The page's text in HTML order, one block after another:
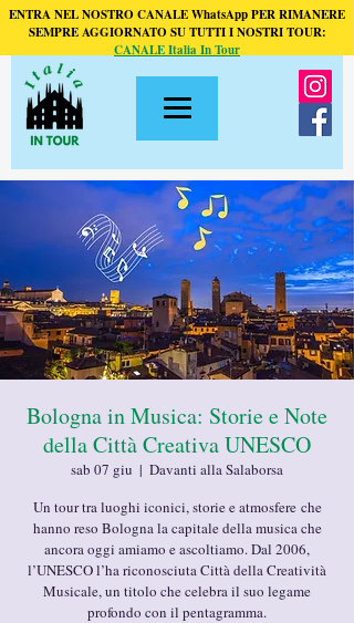
ENTRA NEL NOSTRO CANALE WhatsApp PER RIMANERE
SEMPRE AGGIORNATO SU TUTTI I NOSTRI TOUR:
CANALE Italia In Tour
Bologna in Musica: Storie e Note
della Città Creativa UNESCO
sab 07 giu
  |
Davanti alla Salaborsa
Un tour tra luoghi iconici, storie e atmosfere che
hanno reso Bologna la capitale della musica che
ancora oggi amiamo e ascoltiamo. Dal 2006,
l’UNESCO l’ha riconosciuta Città della Creatività
Musicale, un titolo che celebra il suo legame
profondo con il pentagramma.